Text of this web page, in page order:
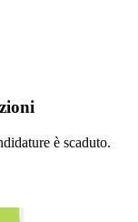
è scaduto.